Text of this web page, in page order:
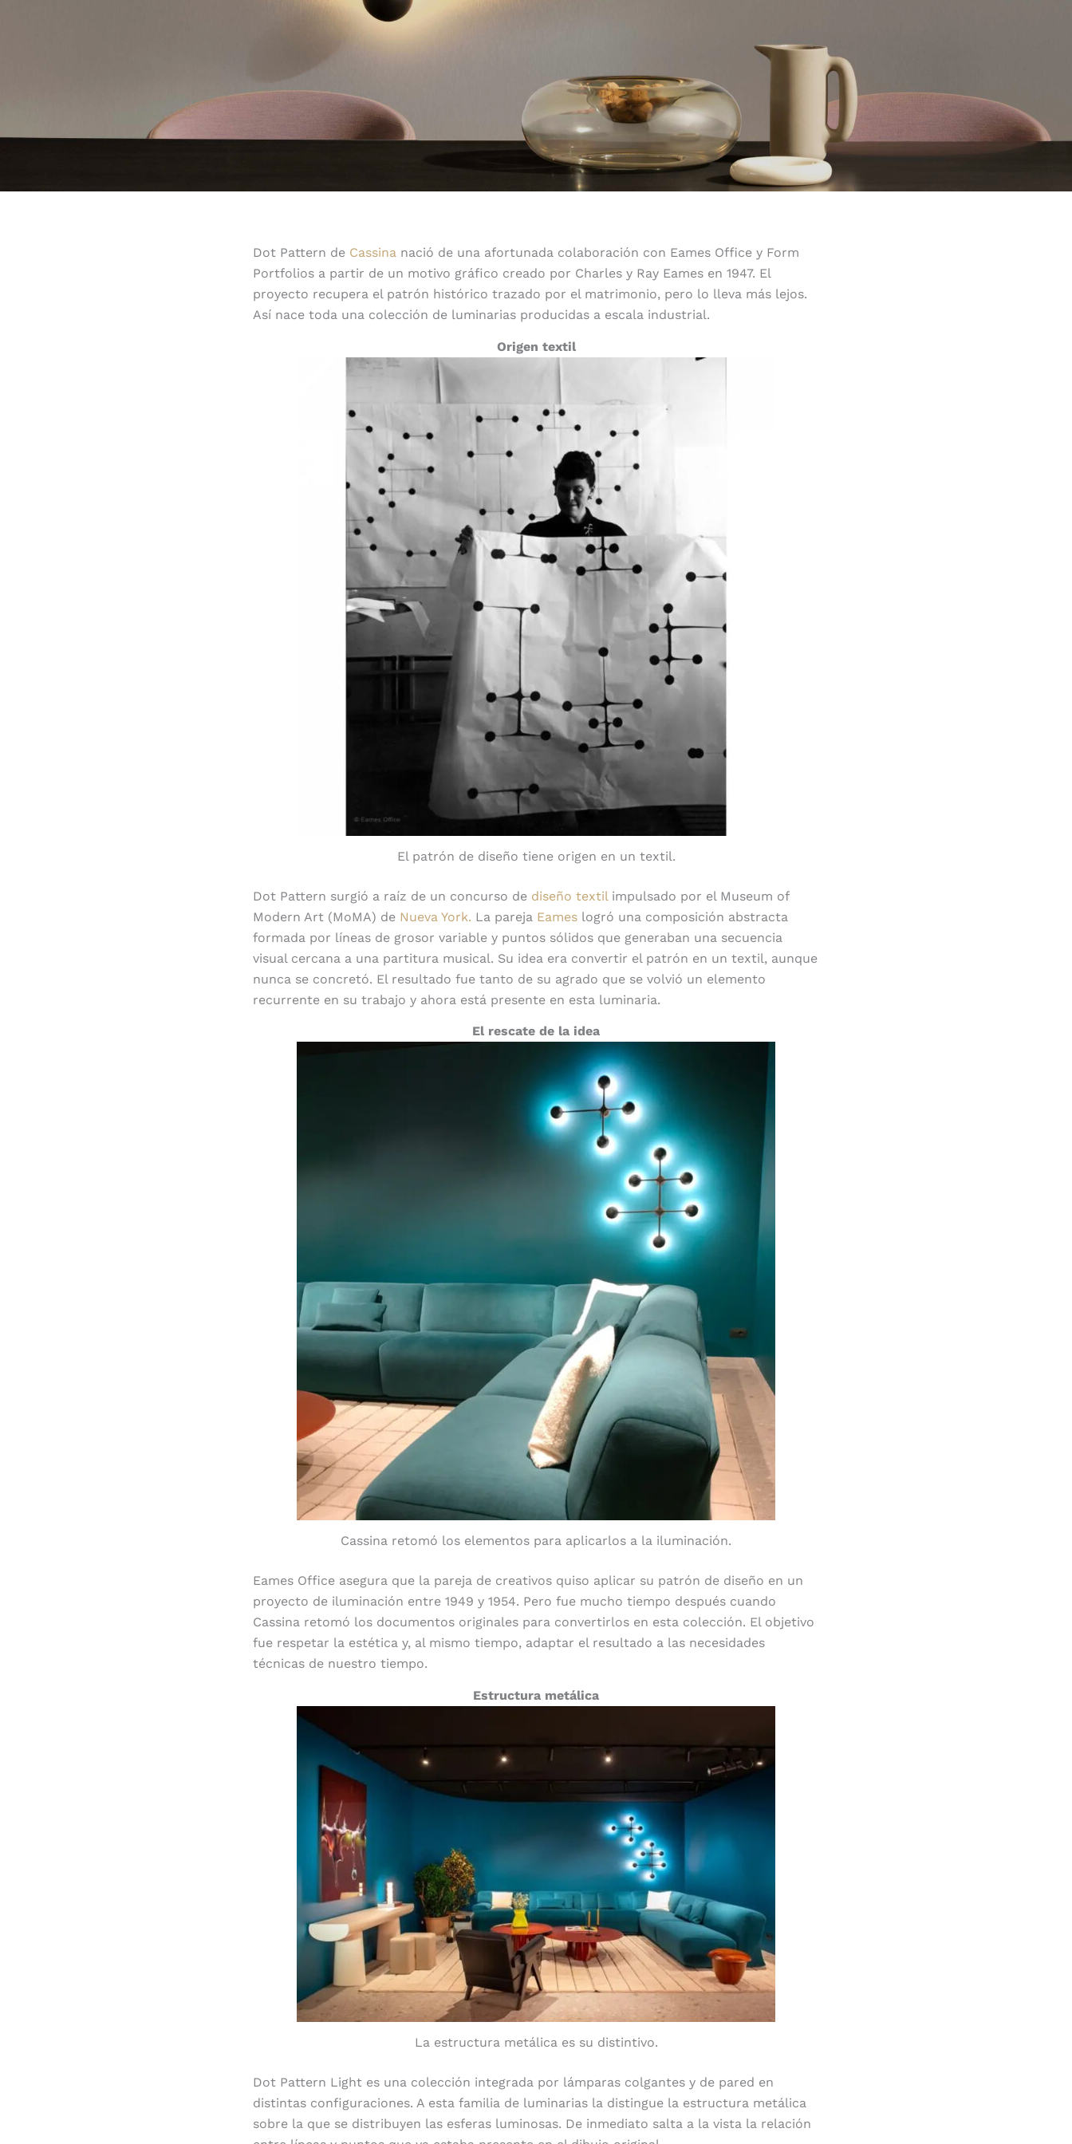
Dot Pattern de Cassina nació de una afortunada colaboración con Eames Office y Form
Portfolios a partir de un motivo gráfico creado por Charles y Ray Eames en 1947. El
proyecto recupera el patrón histórico trazado por el matrimonio, pero lo lleva más lejos.
Así nace toda una colección de luminarias producidas a escala industrial.
Origen textil
El patrón de diseño tiene origen en un textil.
Dot Pattern surgió a raíz de un concurso de diseño textil impulsado por el Museum of
Modern Art (MoMA) de Nueva York. La pareja Eames logró una composición abstracta
formada por líneas de grosor variable y puntos sólidos que generaban una secuencia
visual cercana a una partitura musical. Su idea era convertir el patrón en un textil, aunque
nunca se concretó. El resultado fue tanto de su agrado que se volvió un elemento
recurrente en su trabajo y ahora está presente en esta luminaria.
El rescate de la idea
Cassina retomó los elementos para aplicarlos a la iluminación.
Eames Office asegura que la pareja de creativos quiso aplicar su patrón de diseño en un
proyecto de iluminación entre 1949 y 1954. Pero fue mucho tiempo después cuando
Cassina retomó los documentos originales para convertirlos en esta colección. El objetivo
fue respetar la estética y, al mismo tiempo, adaptar el resultado a las necesidades
técnicas de nuestro tiempo.
Estructura metálica
La estructura metálica es su distintivo.
Dot Pattern Light es una colección integrada por lámparas colgantes y de pared en
distintas configuraciones. A esta familia de luminarias la distingue la estructura metálica
sobre la que se distribuyen las esferas luminosas. De inmediato salta a la vista la relación